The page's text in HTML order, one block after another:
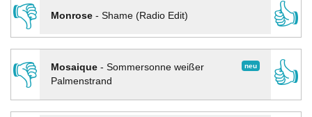
👎
Monrose- Shame (Radio Edit)
👍
👎
neu
Mosaique- Sommersonne weißer
Palmenstrand
👍